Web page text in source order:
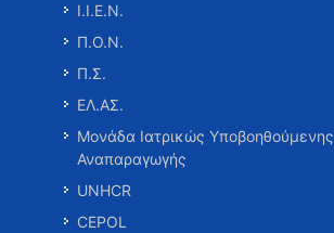
Ι.Ι.Ε.Ν.
Π.Ο.Ν.
Π.Σ.
ΕΛ.ΑΣ.
Μονάδα Ιατρικώς Υποβοηθούμενης
Αναπαραγωγής
UNHCR
CEPOL